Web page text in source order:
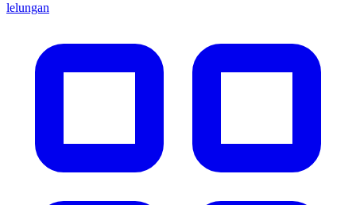
lelungan